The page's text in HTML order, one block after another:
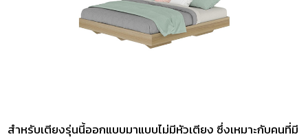
สำหรับเตียงรุ่นนี้ออกแบบมาแบบไม่มีหัวเตียง ซึ่งเหมาะกับคนที่มี